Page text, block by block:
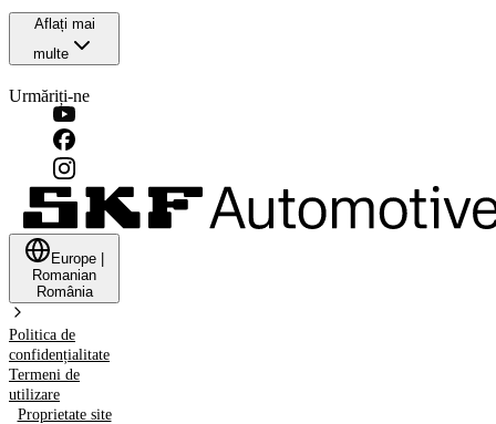
Aflați mai
multe
Urmăriți-ne
Europe
Romanian
România
Politica de
confidențialitate
Termeni de
utilizare
Proprietate site